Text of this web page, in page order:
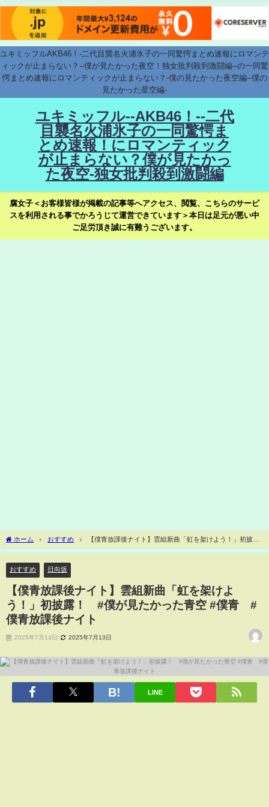
ユキミッフルAKB46！-二代目襲名火浦氷子の一同驚愕まとめ速報にロマンテ
ィックが止まらない？--僕が見たかった夜空！独女批判殺到激闘編--の一同驚
愕まとめ速報にロマンティックが止まらない？-僕の見たかった夜空編--僕の
見たかった星空編-
ユキミッフル--AKB46！--二代
目襲名火浦氷子の一同驚愕ま
とめ速報！にロマンティック
が止まらない？僕が見たかっ
た夜空-独女批判殺到激闘編
腐女子＜お客様皆様が掲載の記事等へアクセス、閲覧、こちらのサービ
スを利用される事でかろうじて運営できています＞本日は足元が悪い中
ご足労頂き誠に有難うございます。
ホーム おすすめ
【僕青放課後ナイト】雲組新曲「虹を架けよう！」初披
露！ #僕が見たかった青空 #僕青 #僕青放課後ナイト
おすすめ 日向坂
【僕青放課後ナイト】雲組新曲「虹を架けよ
う！」初披露！ #僕が見たかった青空 #僕青 #
僕青放課後ナイト
2025年7月13日 2025年7月13日
LINE